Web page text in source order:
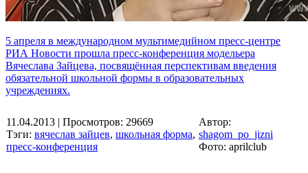
5 апреля в международном мультимедийном пресс-центре
РИА Новости прошла пресс-конференция модельера
Вячеслава Зайцева, посвящённая перспективам введения
обязательной школьной формы в образовательных
учреждениях.
11.04.2013 | Просмотров: 29669
Тэги: вячеслав зайцев, школьная форма,
пресс-конференция
Автор:
shagom_po_jizni
Фото: aprilclub